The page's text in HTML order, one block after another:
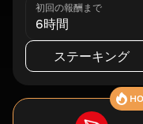
初回の報酬まで
6時間
ステーキング